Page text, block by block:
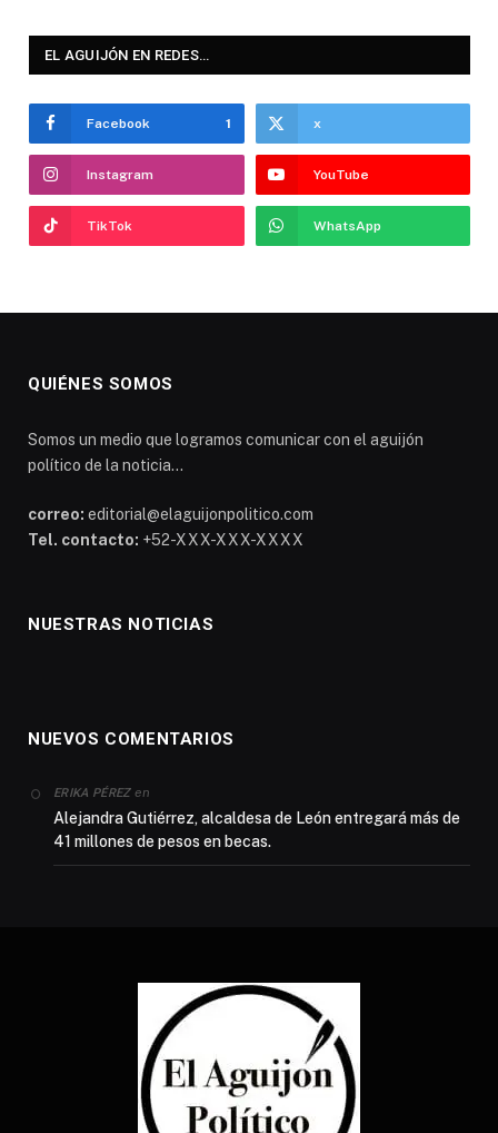
EL AGUIJÓN EN REDES…
Facebook 1 x
Instagram YouTube
TikTok WhatsApp
QUIÉNES SOMOS
Somos un medio que logramos comunicar con el aguijón
político de la noticia...
correo: editorial@elaguijonpolitico.com
Tel. contacto: +52-XXX-XXX-XXXX
NUESTRAS NOTICIAS
NUEVOS COMENTARIOS
ERIKA PÉREZen
Alejandra Gutiérrez, alcaldesa de León entregará más de
41 millones de pesos en becas.